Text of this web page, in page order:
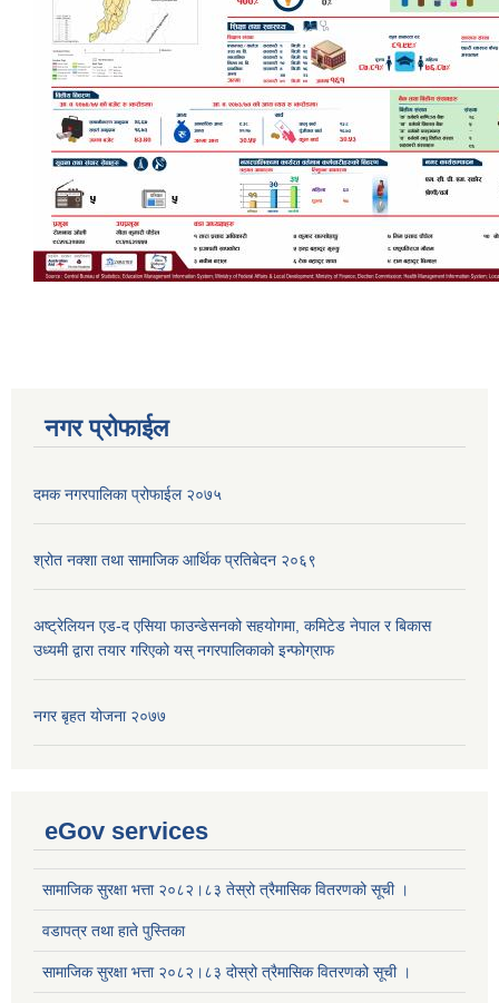
नगर प्रोफाईल
दमक नगरपालिका प्रोफाईल २०७५
श्रोत नक्शा तथा सामाजिक आर्थिक प्रतिबेदन २०६९
अष्ट्रेलियन एड-द एसिया फाउन्डेसनको सहयोगमा, कमिटेड नेपाल र बिकास
उध्यमी द्वारा तयार गरिएको यस् नगरपालिकाको इन्फोग्राफ
नगर बृहत योजना २०७७
eGov services
सामाजिक सुरक्षा भत्ता २०८२।८३ तेस्रो त्रैमासिक वितरणको सूची ।
वडापत्र तथा हाते पुस्तिका
सामाजिक सुरक्षा भत्ता २०८२।८३ दोस्रो त्रैमासिक वितरणको सूची ।